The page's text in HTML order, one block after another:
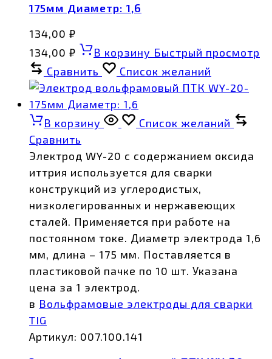
175мм Диаметр: 1,6
134,00 ₽
134,00 ₽ В корзину Быстрый просмотр
Сравнить
Список желаний
В корзину
Список желаний
Сравнить
Электрод WY-20 с содержанием оксида
иттрия используется для сварки
конструкций из углеродистых,
низколегированных и нержавеющих
сталей. Применяется при работе на
постоянном токе. Диаметр электрода 1,6
мм, длина – 175 мм. Поставляется в
пластиковой пачке по 10 шт. Указана
цена за 1 электрод.
в Вольфрамовые электроды для сварки
TIG
Артикул: 007.100.141